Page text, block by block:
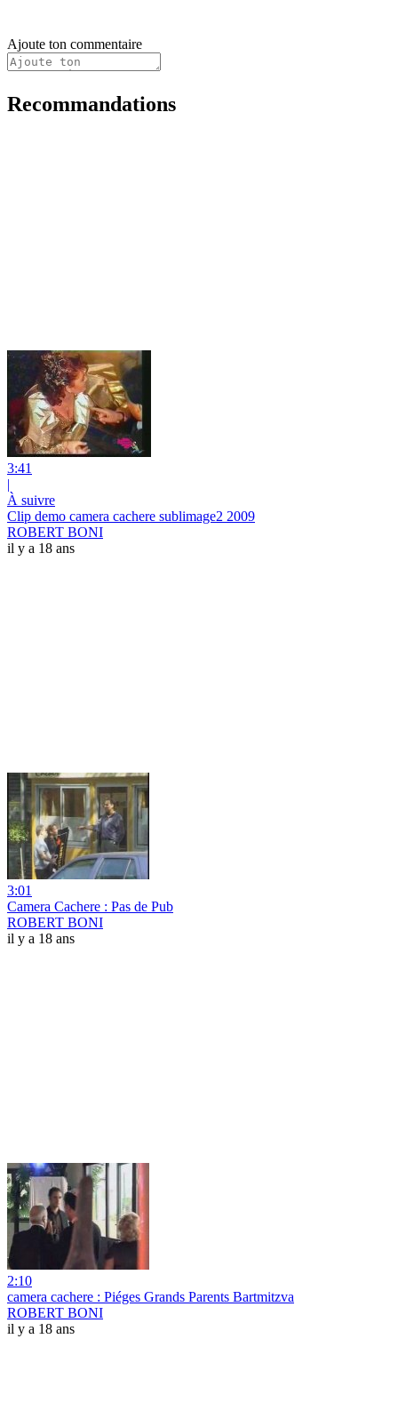
Ajoute ton commentaire
Recommandations
3:41
|
À suivre
Clip demo camera cachere sublimage2 2009
ROBERT BONI
il y a 18 ans
3:01
Camera Cachere : Pas de Pub
ROBERT BONI
il y a 18 ans
2:10
camera cachere : Piéges Grands Parents Bartmitzva
ROBERT BONI
il y a 18 ans